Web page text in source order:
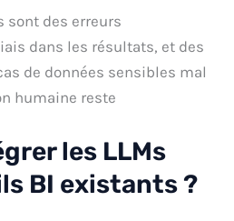
sont des erreurs
dans les résultats, et des
de données sensibles mal
humaine reste
les LLMs
BI existants ?